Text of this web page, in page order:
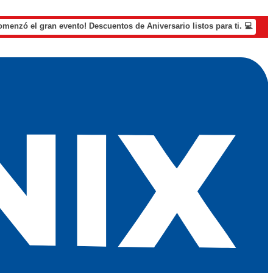
el gran evento! Descuentos de Aniversario listos para ti. 💻